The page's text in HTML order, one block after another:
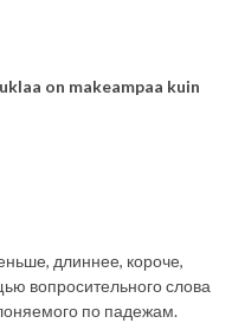
on makeampaa kuin
длиннее, короче,
вопросительного слова
по падежам.